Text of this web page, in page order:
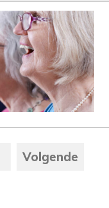
Volgende